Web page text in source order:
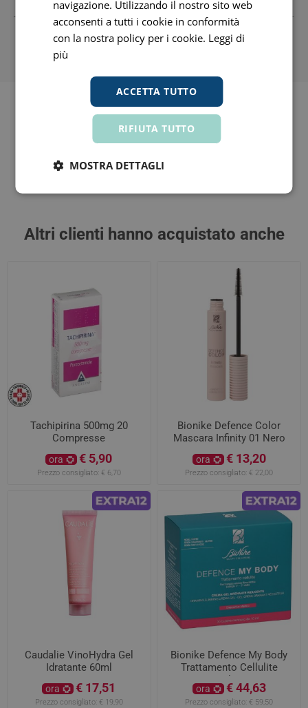
Tutti i prezzi includono l'IVA -
Segnala informazioni inesatte
Informativa
Prodotti similari li trovi in
Altri clienti hanno acquistato anche
Tachipirina 500mg 20
Compresse
ora € 5,90
Prezzo consigliato: € 6,70
Bionike Defence Color
Mascara Infinity 01 Nero
ora € 13,20
Prezzo consigliato: € 22,00
Caudalie VinoHydra Gel
Idratante 60ml
ora € 17,51
Prezzo consigliato: € 19,90
Bionike Defence My Body
Trattamento Cellulite
Crema-Gel Drenante
Riducente 30 Bustine
ora € 44,63
Prezzo consigliato: € 59,50
navigazione. Utilizzando il nostro sito web
acconsenti a tutti i cookie in conformità
con la nostra policy per i cookie. Leggi di
più
ACCETTA TUTTO
RIFIUTA TUTTO
MOSTRA DETTAGLI